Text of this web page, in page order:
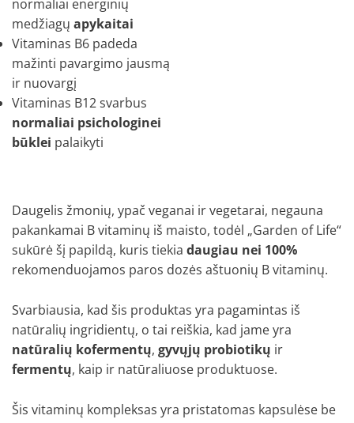
normaliai energinių
medžiagų apykaitai
Vitaminas B6 padeda
mažinti pavargimo jausmą
ir nuovargį
Vitaminas B12 svarbus
normaliai psichologinei
būklei palaikyti
Daugelis žmonių, ypač veganai ir vegetarai, negauna
pakankamai B vitaminų iš maisto, todėl „Garden of Life“
sukūrė šį papildą, kuris tiekia daugiau nei 100%
rekomenduojamos paros dozės aštuonių B vitaminų.
Svarbiausia, kad šis produktas yra pagamintas iš
natūralių ingridientų, o tai reiškia, kad jame yra
natūralių kofermentų, gyvųjų probiotikų ir
fermentų, kaip ir natūraliuose produktuose.
Šis vitaminų kompleksas yra pristatomas kapsulėse be